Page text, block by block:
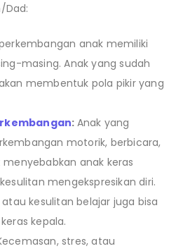
Dad:
anak memiliki
masing. Anak yang sudah
membentuk pola pikir yang
: Anak yang
motorik, berbicara,
anak keras
mengekspresikan diri.
atau kesulitan belajar juga bisa
kepala.
stres, atau